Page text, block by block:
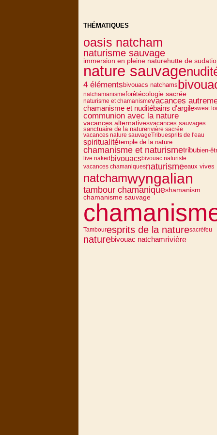
THÉMATIQUES
oasis natcham
naturisme sauvage
immersion en pleine naturehutte de
nature sauvage
4 élémentsbivouacs natchams
natchamanismeforêtécologie sacrée
naturisme et chamanismevacances
chamanisme et nuditébains d'argilesweat
communion avec la nature
vacances alternativesvacances sauvages
sanctuaire de la naturerivière sacrée
vacances nature sauvageTribuesprits de l'eau
spiritualitétemple de la nature
chamanisme et naturismetribubien-
live naked bivouacsbivouac naturiste
vacances chamaniquesnaturismeeaux vives
natchamwyngalian
tambour chamaniqueshamanism
chamanisme sauvage
Tambouresprits de la naturesacréfeu
naturebivouac natchamrivière